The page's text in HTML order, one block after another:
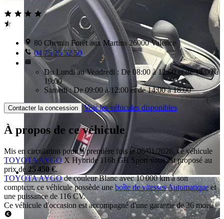
80 Chemin Forêt aux Martins 26000 Valence
04 75 25 52 50
Du Lundi au Vendredi : De 08:00 à 12:00 et de 14:00 à
19:00
Samedi : De 09:00 à 12:00 et de 14:00 à 18:00
Contacter la concession Voir les véhicules disponibles
À propos de ce véhicule
Mis en circulation pour la première fois le 06/01/2026, ce véhicule
TOYOTA AYGOX Hybride 116h GR Sport vous est proposé au
prix de 25 450 €.
TOYOTA AYGOde couleur Blanc avec 10 000 km à son
compteur, ce véhicule possède uneboîte de vitesses Automatiqueet
une puissance de 116 CV.
Ce véhicule d'occasion est accompagné d'une garantie de 36 mois.